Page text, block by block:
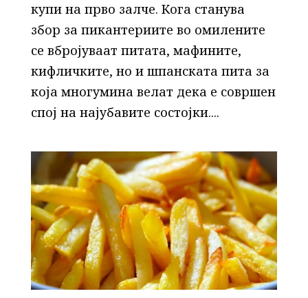
купи на прво залче. Кога станува
збор за пикантериите во омилените
се вбројуваат питата, мафините,
кифличките, но и шпанската пита за
која многумина велат дека е совршен
спој на најубавите состојки....